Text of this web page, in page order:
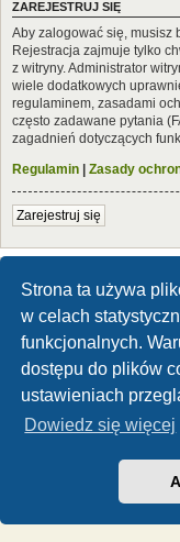
Strona ta używa
w celach
funkcjonalnych.
dostępu do plików
ustawieniach
Dowiedz się więcej
ZAREJESTRUJ SIĘ
Aby zalogować się, musisz
Rejestracja zajmuje tylko
z witryny. Administrator
wiele dodatkowych
regulaminem, zasadami
często zadawane pytania
zagadnień dotyczących
Regulamin | Zasady
Zarejestruj się
Technologię
Zasady